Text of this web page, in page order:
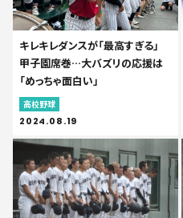
キレキレダンスが「最高すぎる」
甲子園席巻…大バズリの応援は
「めっちゃ面白い」
高校野球
2024.08.19